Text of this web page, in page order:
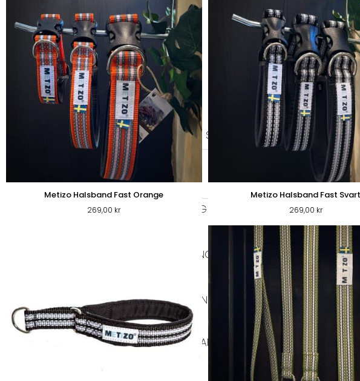
PROMENADEN
SELAR
ALLA SELAR
STEP-IN ANTIDRAGSELAR
KOPPEL
LÄDERKOPPEL
TEXTIL KOPPEL BIOTHANE
GODIS & TUGG
HUNDGODIS NORDISKT
HUNDTUGG
HUNDTUGG
TRÖJOR
REGNKLÄDER VARMA JACKOR
SOVPLATS
BÄDDAR
FILTAR DYNOR IGLOOS
VÄSKOR
MATPLATS
SKÅLAR
Metizo Halsband Fast Orange
269,00 kr
Metizo Halsband Fast Svart
269,00 kr